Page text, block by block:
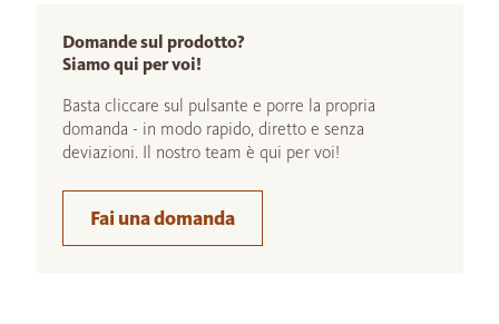
Domande sul prodotto?
Siamo qui per voi!
Basta cliccare sul pulsante e porre la propria
domanda - in modo rapido, diretto e senza
deviazioni. Il nostro team è qui per voi!
Fai una domanda